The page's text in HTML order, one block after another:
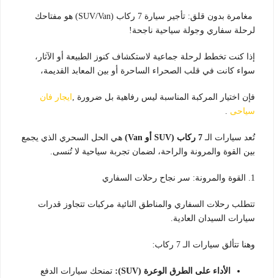
مغامرة بدون قلق: تأجير سيارة 7 ركاب (SUV/Van) هو مفتاحك
لرحلة سفاري وجولة سياحية ناجحة!
إذا كنت تخطط لرحلة جماعية لاستكشاف كنوز الطبيعة أو الآثار،
سواء كانت في قلب الصحراء الساحرة أو بين المعابد القديمة،
فإن اختيار المركبة المناسبة ليس رفاهية بل ضرورة , ايجار فان
سياحى .
تُعد سيارات الـ 7 ركاب (SUV أو Van)
هي الحل السحري الذي يجمع
بين القوة والمرونة والراحة، لضمان تجربة سياحية لا تُنسى.
1. القوة والمرونة: سر نجاح رحلات السفاري
تتطلب رحلات السفاري والمناطق النائية مركبات تتجاوز قدرات
سيارات السيدان العادية.
وهنا تتألق سيارات الـ 7 ركاب:
الأداء على الطرق الوعرة (SUV):
تمنحك سيارات الدفع